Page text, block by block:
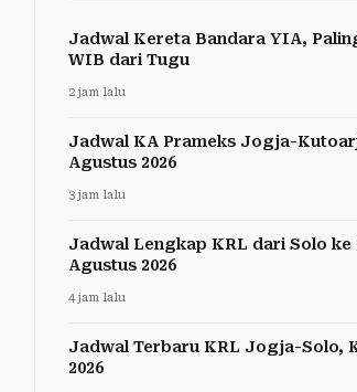
Jadwal Kereta Bandara YIA,
WIB dari Tugu
2 jam lalu
Jadwal KA Prameks Jogja-
Agustus 2026
3 jam lalu
Jadwal Lengkap KRL dari Solo
Agustus 2026
4 jam lalu
Jadwal Terbaru KRL Jogja-Solo,
2026